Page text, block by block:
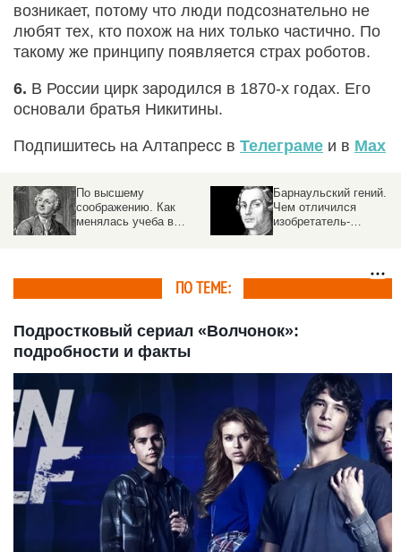
возникает, потому что люди подсознательно не
любят тех, кто похож на них только частично. По
такому же принципу появляется страх роботов.
6. В России цирк зародился в 1870-х годах. Его
основали братья Никитины.
Подпишитесь на Алтапресс в Телеграме и в Max
По высшему
соображению. Как
менялась учеба в
Барнаульский гений.
Чем отличился
изобретатель-
ПО ТЕМЕ:
Подростковый сериал «Волчонок»:
подробности и факты